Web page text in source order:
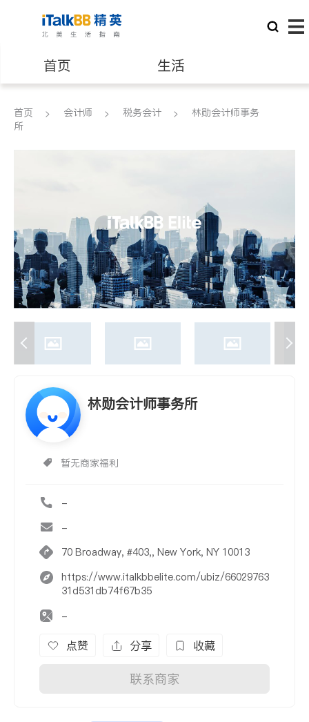
首页 生活
医生 律师
养老 非盈利组织
首页 会计师 税务会计
林勋会计师事务
所
林勋会计师事务所
暂无商家福利
-
-
70 Broadway, #403,, New York, NY 10013
https://www.italkbbelite.com/ubiz/66029763
31d531db74f67b35
-
点赞 分享 收藏
联系商家